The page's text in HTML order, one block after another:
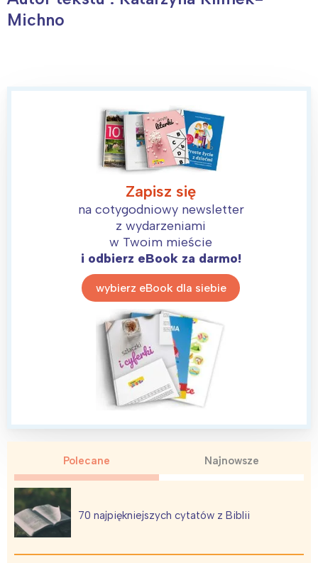
Michno
Zapisz się
na cotygodniowy newsletter
z wydarzeniami
w Twoim mieście
i odbierz eBook za darmo!
wybierz eBook dla siebie
Polecane Najnowsze
70 najpiękniejszych cytatów z Biblii